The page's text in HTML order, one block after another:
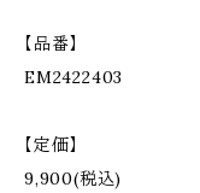
【品番】
EM2422403
【定価】
9,900(税込)